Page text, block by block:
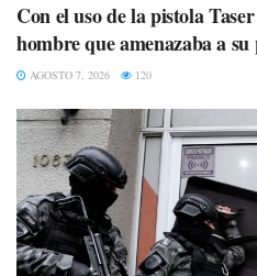
Con el uso de la pistola
hombre que amenazaba a
AGOSTO 7, 2026 120